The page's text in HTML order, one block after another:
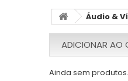
Áudio &
ADICIONAR AO
Ainda sem produtos.